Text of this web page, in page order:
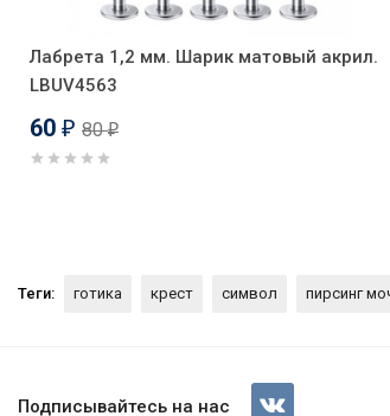
Лабрета 1,2 мм. Шарик матовый акрил.
LBUV4563
60 ₽ 80₽
Теги: готика крест символ пирсинг
Серьга-кликер 14
покрытие. SK2230
Подписывайтесь на нас